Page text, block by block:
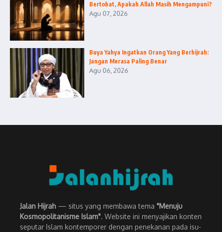
Bertobat, Apakah Allah Masih Mengampuni?
Agu 07, 2026
Buya Yahya Ingatkan Orang Yang Berhijrah:
Jangan Merasa Paling Benar
Agu 06, 2026
Jalan Hijrah — situs yang membawa tema "Menuju
Kosmopolitanisme Islam". Website ini menyajikan konten
seputar Islam kontemporer dengan penekanan pada isu-